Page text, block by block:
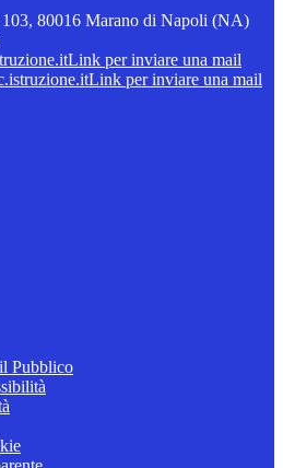
80016 Marano di Napoli (NA)
Link per inviare una mail
Link per inviare una mail
Pubblico